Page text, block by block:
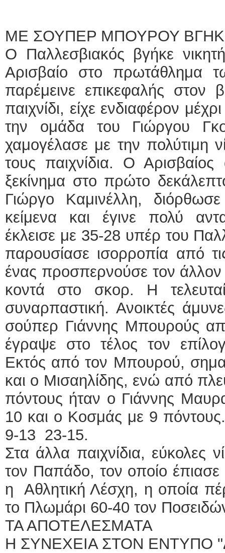
ΜΕ ΣΟΥΠΕΡ ΜΠΟΥΡΟΥ
Ο Παλλεσβιακός βγήκε
Αρισβαίο στο πρωτάθλημα
παρέμεινε επικεφαλής στον
παιχνίδι, είχε ενδιαφέρον
την ομάδα του Γιώργου
χαμογέλασε με την πολύτιμη
τους παιχνίδια. Ο
ξεκίνημα στο πρώτο
Γιώργο Καμινέλλη,
κείμενα και έγινε πολύ
έκλεισε με 35-28 υπέρ του
παρουσίασε ισορροπία από
ένας προσπερνούσε τον άλλον
κοντά στο σκορ. Η
συναρπαστική. Ανοικτές
σούπερ Γιάννης Μπουρούς
έγραψε στο τέλος τον
Εκτός από τον Μπουρού,
και ο Μισαηλίδης, ενώ από
πόντους ήταν ο Γιάννης
10 και ο Κοσμάς με 9
9-13 23-15.
Στα άλλα παιχνίδια, εύκολες
τον Παπάδο, τον οποίο
η Αθλητική Λέσχη, η οποία
το Πλωμάρι 60-40 τον
ΤΑ ΑΠΟΤΕΛΕΣΜΑΤΑ
Η ΣΥΝΕΧΕΙΑ ΣΤΟΝ ΕΝΤΥΠΟ